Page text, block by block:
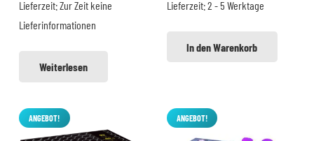
11,99 €9,99 €.
Lieferzeit:Zur Zeit keine
Lieferinformationen
Weiterlesen
Lieferzeit:2 - 5 Werktage
In den Warenkorb
ANGEBOT! ANGEBOT!